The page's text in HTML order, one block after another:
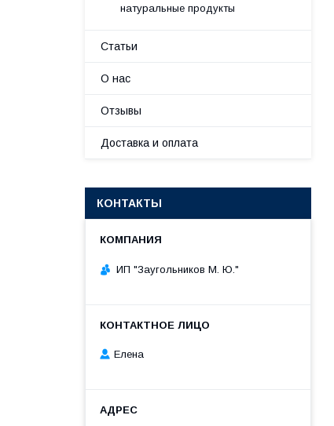
натуральные продукты
Статьи
О нас
Отзывы
Доставка и оплата
КОНТАКТЫ
ИП "Заугольников М. Ю."
Елена